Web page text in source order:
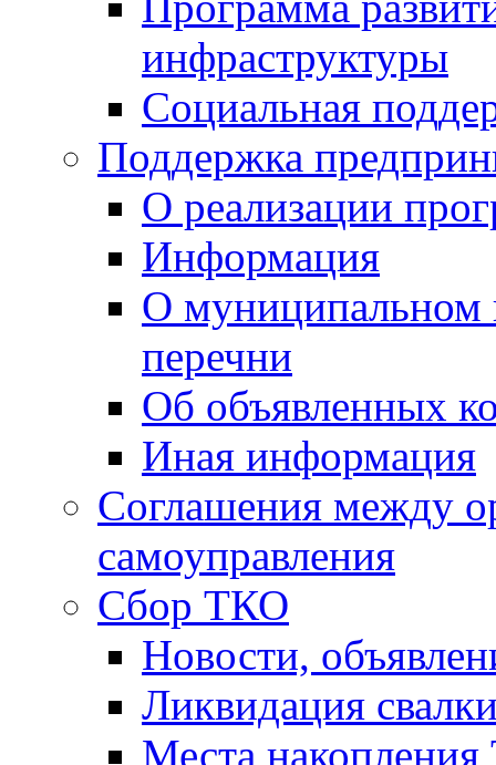
инфраструктуры
Социальная
Поддержка
О реализации
Информация
О муниципальном
перечни
Об объявленных
Иная информация
Соглашения между
самоуправления
Сбор ТКО
Новости,
Ликвидация
Места